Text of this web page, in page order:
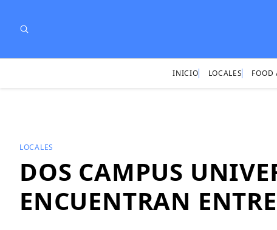
INICIO LOCALES FOOD
LOCALES
DOS CAMPUS
ENCUENTRAN